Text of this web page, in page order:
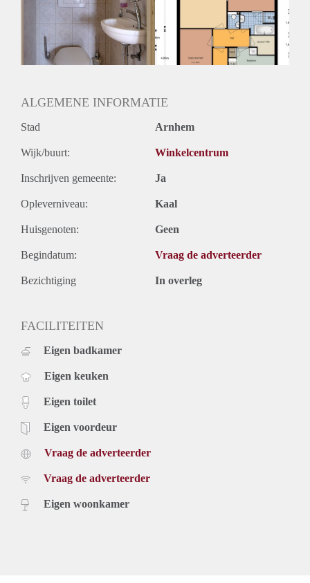
ALGEMENE INFORMATIE
Stad Arnhem
Wijk/buurt: Winkelcentrum
Inschrijven gemeente: Ja
Opleverniveau: Kaal
Huisgenoten: Geen
Begindatum: Vraag de adverteerder
Bezichtiging In overleg
FACILITEITEN
Eigen badkamer
Eigen keuken
Eigen toilet
Eigen voordeur
Vraag de adverteerder
Vraag de adverteerder
Eigen woonkamer